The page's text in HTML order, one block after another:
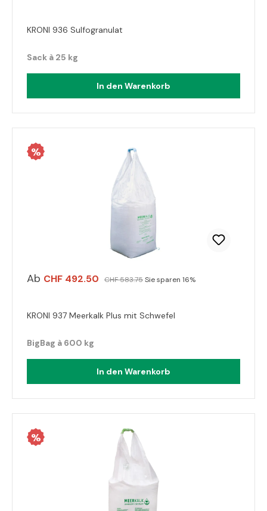
KRONI 936 Sulfogranulat
Sack à 25 kg
In den Warenkorb
%
Ab CHF 492.50 CHF 583.75Sie sparen 16%
KRONI 937 Meerkalk Plus mit Schwefel
BigBag à 600 kg
In den Warenkorb
%